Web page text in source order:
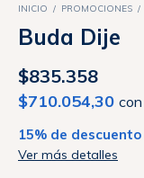
INICIO / PROMOCIONES /
Buda Dije
$835.358
$710.054,30 con
15% de descuento
Ver más detalles